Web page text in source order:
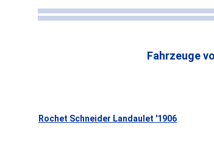
Fahrzeuge
Rochet Schneider Landaulet '1906